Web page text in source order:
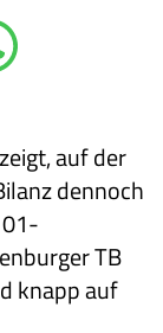
auf der
dennoch
TB
knapp auf